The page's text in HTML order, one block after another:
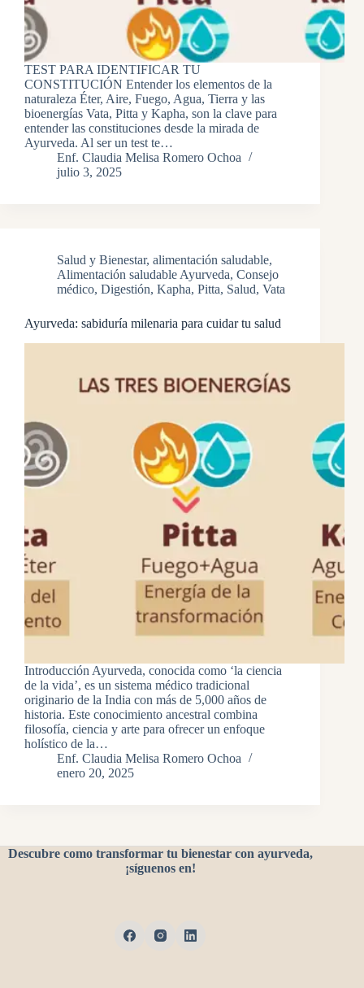
TEST PARA IDENTIFICAR TU
CONSTITUCIÓN Entender los elementos de la
naturaleza Éter, Aire, Fuego, Agua, Tierra y las
bioenergías Vata, Pitta y Kapha, son la clave para
entender las constituciones desde la mirada de
Ayurveda. Al ser un test te…
Enf. Claudia Melisa Romero Ochoa
julio 3, 2025
Salud y Bienestar, alimentación saludable,
Alimentación saludable Ayurveda, Consejo
médico, Digestión, Kapha, Pitta, Salud, Vata
Ayurveda: sabiduría milenaria para cuidar tu salud
Introducción Ayurveda, conocida como ‘la ciencia
de la vida’, es un sistema médico tradicional
originario de la India con más de 5,000 años de
historia. Este conocimiento ancestral combina
filosofía, ciencia y arte para ofrecer un enfoque
holístico de la…
Enf. Claudia Melisa Romero Ochoa
enero 20, 2025
Descubre como transformar tu bienestar con ayurveda,
¡síguenos en!